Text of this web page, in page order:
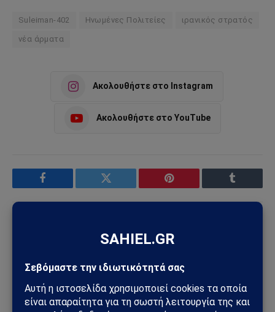
Suleiman-402 Ηνωμένες Πολιτείες ιρανικός στρατός
νέα άρματα
Ακολουθήστε στο Instagram
Ακολουθήστε στο YouTube
Facebook Twitter Pinterest Tumblr
(Twitter)
Το Sahiel.gr είναι ανεξάρτητη ψηφιακή πύλη ενημέρωσης
και ανάλυσης με έμφαση στη γεωπολιτική, τη διεθνή
ασφάλεια, τα εθνικά ζητήματα και τις διεθνείς εξελίξεις